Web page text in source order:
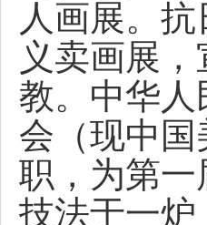
人画展。
义卖画展
教。中华
会（现中
职，为第
技法于一